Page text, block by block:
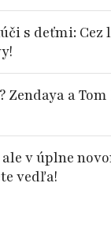
s deťmi: Cez
Zendaya a
v úplne
vedľa!